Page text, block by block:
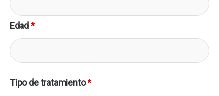
Edad*
Tipo de tratamiento*